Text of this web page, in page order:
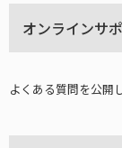
オンラインサ
よくある質問を公開